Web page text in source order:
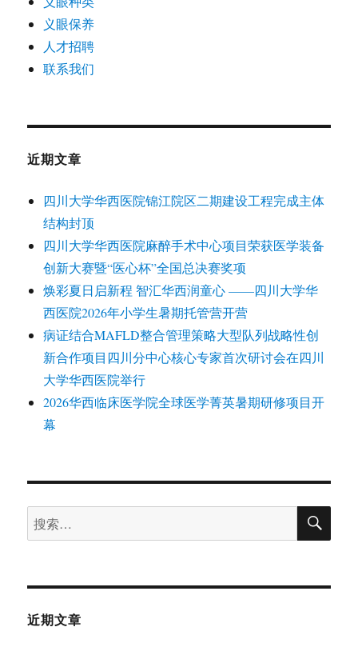
义眼保养
人才招聘
联系我们
近期文章
四川大学华西医院锦江院区二期建设工程完成主体
结构封顶
四川大学华西医院麻醉手术中心项目荣获医学装备
创新大赛暨“医心杯”全国总决赛奖项
焕彩夏日启新程 智汇华西润童心 ——四川大学华
西医院2026年小学生暑期托管营开营
病证结合MAFLD整合管理策略大型队列战略性创
新合作项目四川分中心核心专家首次研讨会在四川
大学华西医院举行
2026华西临床医学院全球医学菁英暑期研修项目开
幕
搜
索：
搜
近期文章